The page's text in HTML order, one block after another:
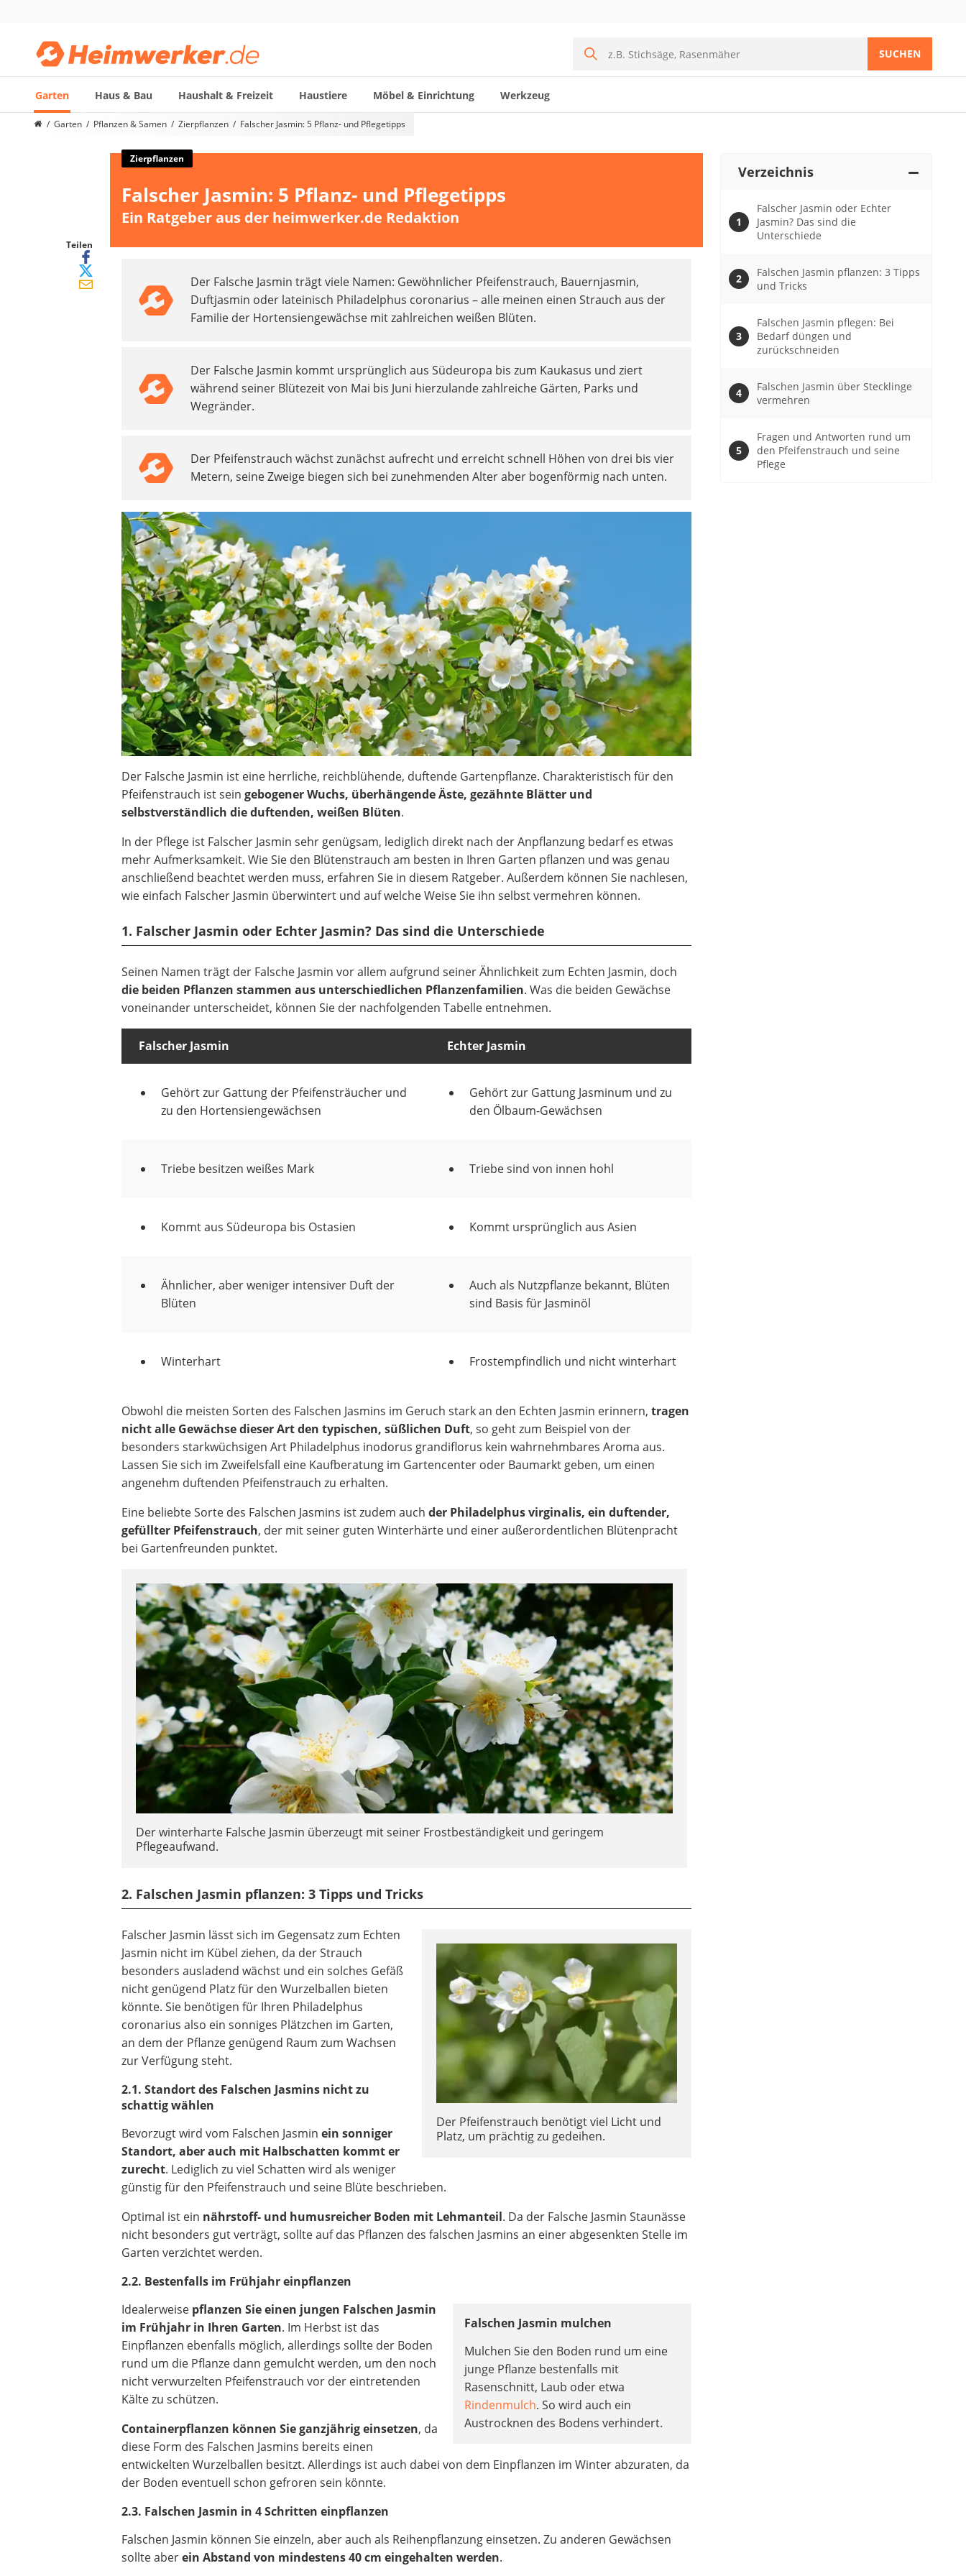
SUCHEN
Garten Haus & Bau Haushalt & Freizeit Haustiere Möbel & Einrichtung Werkzeug
Die beliebtesten Vergleiche nach Kategorie
Akku-Laubsauger
Schlauchtrommel
Teleskopleiter
Ameisengift
Bosch-Heckenschere
Garten Pflanzen & Samen Zierpflanzen Falscher Jasmin: 5 Pflanz- und Pflegetipps
Teilen
Zierpflanzen
Falscher Jasmin: 5 Pflanz- und Pflegetipps
Ein Ratgeber aus der heimwerker.de Redaktion
Der Falsche Jasmin trägt viele Namen: Gewöhnlicher Pfeifenstrauch, Bauernjasmin,
Duftjasmin oder lateinisch Philadelphus coronarius – alle meinen einen Strauch aus der
Familie der Hortensiengewächse mit zahlreichen weißen Blüten.
Der Falsche Jasmin kommt ursprünglich aus Südeuropa bis zum Kaukasus und ziert
während seiner Blütezeit von Mai bis Juni hierzulande zahlreiche Gärten, Parks und
Wegränder.
Der Pfeifenstrauch wächst zunächst aufrecht und erreicht schnell Höhen von drei bis vier
Metern, seine Zweige biegen sich bei zunehmenden Alter aber bogenförmig nach unten.
Der Falsche Jasmin ist eine herrliche, reichblühende, duftende Gartenpflanze. Charakteristisch für den
Pfeifenstrauch ist seingebogener Wuchs, überhängende Äste, gezähnte Blätter und
selbstverständlich die duftenden, weißen Blüten.
In der Pflege ist Falscher Jasmin sehr genügsam, lediglich direkt nach der Anpflanzung bedarf es etwas
mehr Aufmerksamkeit. Wie Sie den Blütenstrauch am besten in Ihren Garten pflanzen und was genau
anschließend beachtet werden muss, erfahren Sie in diesem Ratgeber. Außerdem können Sie nachlesen,
wie einfach Falscher Jasmin überwintert und auf welche Weise Sie ihn selbst vermehren können.
1. Falscher Jasmin oder Echter Jasmin? Das sind die Unterschiede
Seinen Namen trägt der Falsche Jasmin vor allem aufgrund seiner Ähnlichkeit zum Echten Jasmin, doch
die beiden Pflanzen stammen aus unterschiedlichen Pflanzenfamilien. Was die beiden Gewächse
voneinander unterscheidet, können Sie der nachfolgenden Tabelle entnehmen.
Falscher Jasmin Echter Jasmin
Gehört zur Gattung der Pfeifensträucher und
zu den Hortensiengewächsen
Gehört zur Gattung Jasminum und zu
den Ölbaum-Gewächsen
Triebe besitzen weißes Mark Triebe sind von innen hohl
Kommt aus Südeuropa bis Ostasien Kommt ursprünglich aus Asien
Ähnlicher, aber weniger intensiver Duft der
Blüten
Auch als Nutzpflanze bekannt, Blüten
sind Basis für Jasminöl
Winterhart Frostempfindlich und nicht winterhart
Obwohl die meisten Sorten des Falschen Jasmins im Geruch stark an den Echten Jasmin erinnern,tragen
nicht alle Gewächse dieser Art den typischen, süßlichen Duft, so geht zum Beispiel von der
besonders starkwüchsigen Art Philadelphus inodorus grandiflorus kein wahrnehmbares Aroma aus.
Lassen Sie sich im Zweifelsfall eine Kaufberatung im Gartencenter oder Baumarkt geben, um einen
angenehm duftenden Pfeifenstrauch zu erhalten.
Eine beliebte Sorte des Falschen Jasmins ist zudem auchder Philadelphus virginalis, ein duftender,
gefüllter Pfeifenstrauch, der mit seiner guten Winterhärte und einer außerordentlichen Blütenpracht
bei Gartenfreunden punktet.
Der winterharte Falsche Jasmin überzeugt mit seiner Frostbeständigkeit und geringem
Pflegeaufwand.
2. Falschen Jasmin pflanzen: 3 Tipps und Tricks
Der Pfeifenstrauch benötigt viel Licht und
Platz, um prächtig zu gedeihen.
Falscher Jasmin lässt sich im Gegensatz zum Echten
Jasmin nicht im Kübel ziehen, da der Strauch
besonders ausladend wächst und ein solches Gefäß
nicht genügend Platz für den Wurzelballen bieten
könnte. Sie benötigen für Ihren Philadelphus
coronarius also ein sonniges Plätzchen im Garten,
an dem der Pflanze genügend Raum zum Wachsen
zur Verfügung steht.
2.1. Standort des Falschen Jasmins nicht zu
schattig wählen
Bevorzugt wird vom Falschen Jasminein sonniger
Standort, aber auch mit Halbschatten kommt er
zurecht. Lediglich zu viel Schatten wird als weniger
günstig für den Pfeifenstrauch und seine Blüte beschrieben.
Optimal ist ein nährstoff- und humusreicher Boden mit Lehmanteil. Da der Falsche Jasmin Staunässe
nicht besonders gut verträgt, sollte auf das Pflanzen des falschen Jasmins an einer abgesenkten Stelle im
Garten verzichtet werden.
2.2. Bestenfalls im Frühjahr einpflanzen
Falschen Jasmin mulchen
Mulchen Sie den Boden rund um eine
junge Pflanze bestenfalls mit
Rasenschnitt, Laub oder etwa
Rindenmulch. So wird auch ein
Austrocknen des Bodens verhindert.
Idealerweise pflanzen Sie einen jungen Falschen Jasmin
im Frühjahr in Ihren Garten. Im Herbst ist das
Einpflanzen ebenfalls möglich, allerdings sollte der Boden
rund um die Pflanze dann gemulcht werden, um den noch
nicht verwurzelten Pfeifenstrauch vor der eintretenden
Kälte zu schützen.
Containerpflanzen können Sie ganzjährig einsetzen, da
diese Form des Falschen Jasmins bereits einen
entwickelten Wurzelballen besitzt. Allerdings ist auch dabei von dem Einpflanzen im Winter abzuraten, da
der Boden eventuell schon gefroren sein könnte.
2.3. Falschen Jasmin in 4 Schritten einpflanzen
Falschen Jasmin können Sie einzeln, aber auch als Reihenpflanzung einsetzen. Zu anderen Gewächsen
sollte aberein Abstand von mindestens 40 cm eingehalten werden.
Verzeichnis
Falscher Jasmin oder Echter
Jasmin? Das sind die
Unterschiede
Falschen Jasmin pflanzen: 3 Tipps
und Tricks
Falschen Jasmin pflegen: Bei
Bedarf düngen und
zurückschneiden
Falschen Jasmin über Stecklinge
vermehren
Fragen und Antworten rund um
den Pfeifenstrauch und seine
Pflege